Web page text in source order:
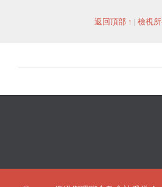
返回頂部 ↑ | 檢視